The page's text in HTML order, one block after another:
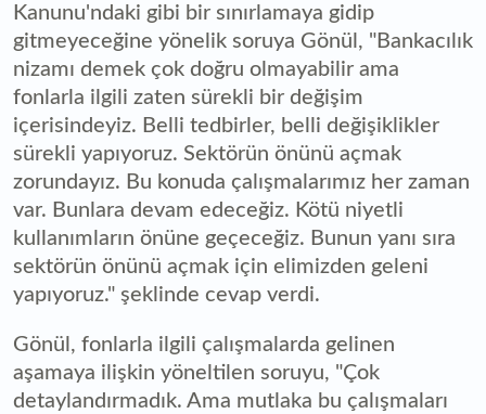
Kanunu'ndaki gibi bir sınırlamaya gidip
gitmeyeceğine yönelik soruya Gönül, "Bankacılık
nizamı demek çok doğru olmayabilir ama
fonlarla ilgili zaten sürekli bir değişim
içerisindeyiz. Belli tedbirler, belli değişiklikler
sürekli yapıyoruz. Sektörün önünü açmak
zorundayız. Bu konuda çalışmalarımız her zaman
var. Bunlara devam edeceğiz. Kötü niyetli
kullanımların önüne geçeceğiz. Bunun yanı sıra
sektörün önünü açmak için elimizden geleni
yapıyoruz." şeklinde cevap verdi.
Gönül, fonlarla ilgili çalışmalarda gelinen
aşamaya ilişkin yöneltilen soruyu, "Çok
detaylandırmadık. Ama mutlaka bu çalışmaları